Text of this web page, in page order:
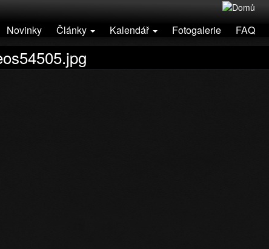
Novinky Články Kalendář Fotogalerie FAQ